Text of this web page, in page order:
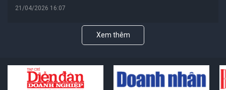
21/04/2026 16:07
Xem thêm